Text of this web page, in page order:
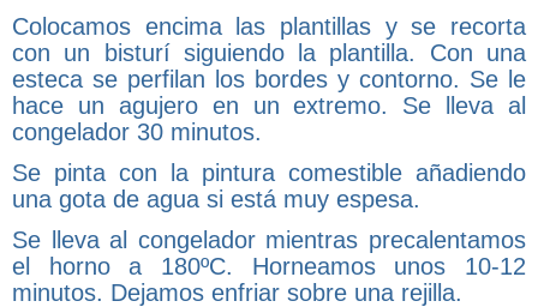
Colocamos encima las plantillas y se recorta
con un bisturí siguiendo la plantilla. Con una
esteca se perfilan los bordes y contorno. Se le
hace un agujero en un extremo. Se lleva al
congelador 30 minutos.
Se pinta con la pintura comestible añadiendo
una gota de agua si está muy espesa.
Se lleva al congelador mientras precalentamos
el horno a 180ºC. Horneamos unos 10-12
minutos. Dejamos enfriar sobre una rejilla.